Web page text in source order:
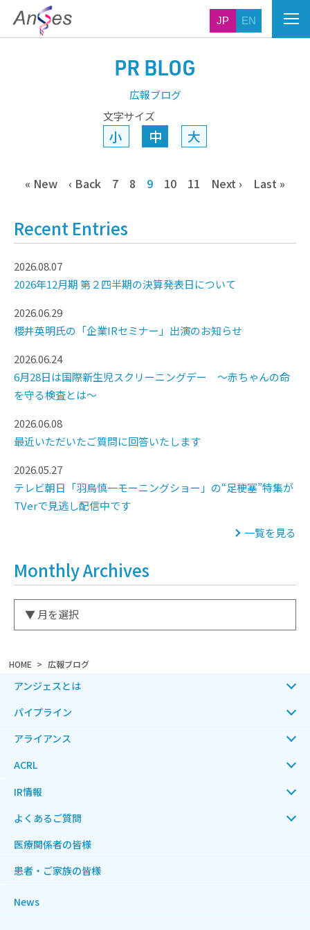
JP EN
HOME 広報ブログ
PR BLOG
広報ブログ
文字サイズ
小 中 大
« New ‹ Back 7 8 9 10 11 Next › Last »
Recent Entries
2026.08.07
2026年12月期 第２四半期の決算発表日について
2026.06.29
櫻井英明氏の「企業IRセミナー」出演のお知らせ
2026.06.24
6月28日は国際新生児スクリーニングデー ～赤ちゃんの命
を守る検査とは～
2026.06.08
最近いただいたご質問に回答いたします
2026.05.27
テレビ朝日「羽鳥慎一モーニングショー」の“足梗塞”特集が
TVerで見逃し配信中です
一覧を見る
Monthly Archives
アンジェスとは
パイプライン
アライアンス
ACRL
IR情報
よくあるご質問
医療関係者の皆様
患者・ご家族の皆様
News